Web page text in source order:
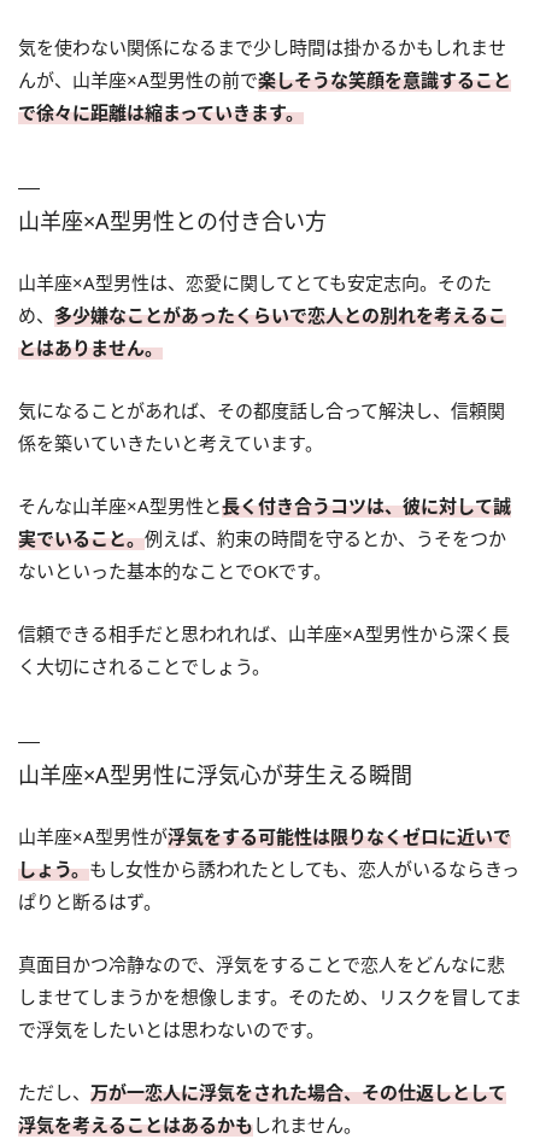
気を使わない関係になるまで少し時間は掛かるかもしれませ
んが、山羊座×A型男性の前で楽しそうな笑顔を意識すること
で徐々に距離は縮まっていきます。
山羊座×A型男性との付き合い方
山羊座×A型男性は、恋愛に関してとても安定志向。そのた
め、 多少嫌なことがあったくらいで恋人との別れを考えるこ
とはありません。
気になることがあれば、その都度話し合って解決し、信頼関
係を築いていきたいと考えています。
そんな山羊座×A型男性と長く付き合うコツは、彼に対して誠
実でいること。例えば、約束の時間を守るとか、うそをつか
ないといった基本的なことでOKです。
信頼できる相手だと思われれば、山羊座×A型男性から深く長
く大切にされることでしょう。
山羊座×A型男性に浮気心が芽生える瞬間
山羊座×A型男性が浮気をする可能性は限りなくゼロに近いで
しょう。もし女性から誘われたとしても、恋人がいるならきっ
ぱりと断るはず。
真面目かつ冷静なので、浮気をすることで恋人をどんなに悲
しませてしまうかを想像します。そのため、リスクを冒してま
で浮気をしたいとは思わないのです。
ただし、 万が一恋人に浮気をされた場合、その仕返しとして
浮気を考えることはあるかもしれません。